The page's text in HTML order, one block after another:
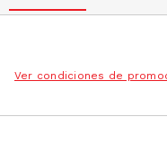
Ver condiciones de